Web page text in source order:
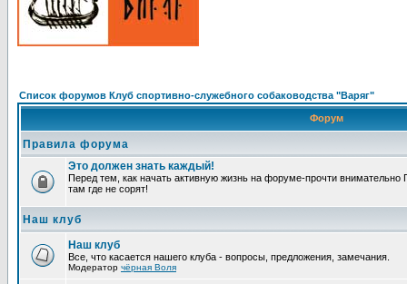
Список форумов Клуб спортивно-служебного собаководства "Варяг"
Форум
Правила форума
Это должен знать каждый!
Перед тем, как начать активную жизнь на форуме-прочти
там где не сорят!
Наш клуб
Наш клуб
Все, что касается нашего клуба - вопросы, предложения, замечания.
Модератор чёрная Воля